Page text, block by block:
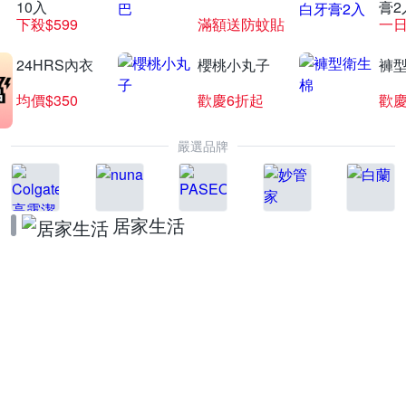
滿1件享86折
10入
下殺$599
滿額送防蚊貼
膏2
一
24HRS內衣
均價$350
櫻桃小丸子
歡慶6折起
褲
歡
嚴選品牌
居家生活